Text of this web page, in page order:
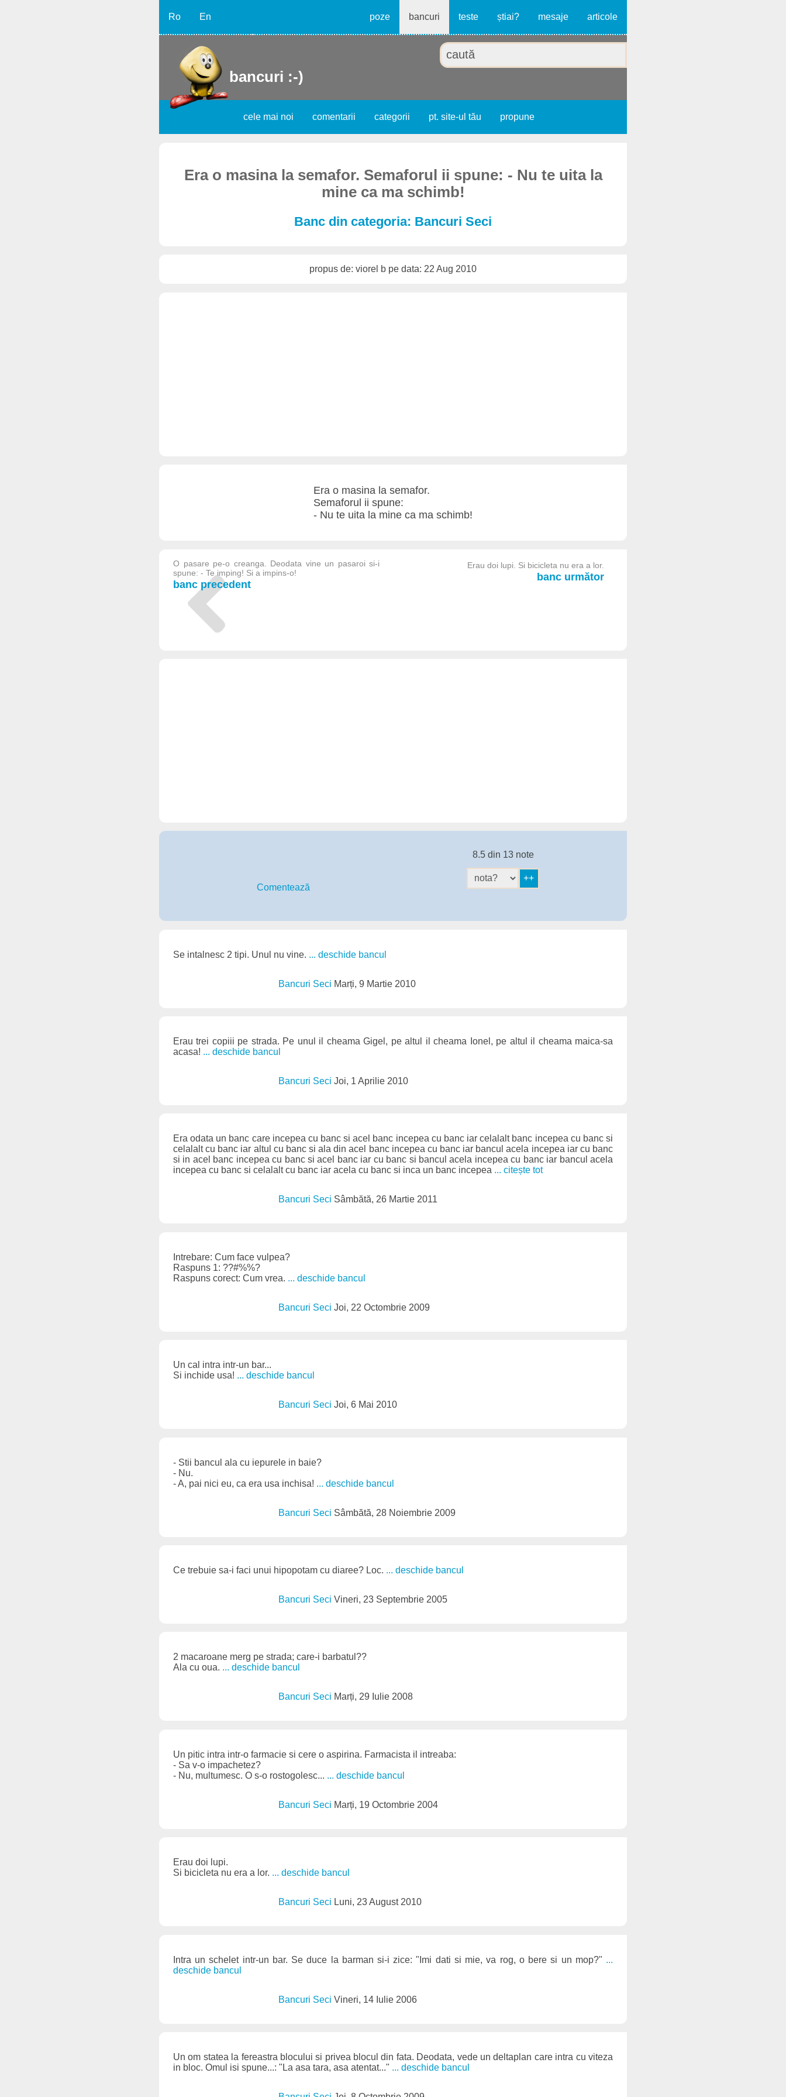
Ro En poze bancuri teste știai? mesaje articole
bancuri :-)
cele mai noi comentarii categorii pt. site-ul tău propune
Era o masina la semafor. Semaforul ii spune: - Nu te uita la
mine ca ma schimb!
Banc din categoria: Bancuri Seci
propus de: viorel b pe data: 22 Aug 2010
Era o masina la semafor.
Semaforul ii spune:
- Nu te uita la mine ca ma schimb!
O pasare pe-o creanga. Deodata vine un pasaroi si-i
spune: - Te imping! Si a impins-o!
banc precedent
Erau doi lupi. Si bicicleta nu era a lor.
banc următor
Comentează
8.5 din 13 note
Se intalnesc 2 tipi. Unul nu vine. ... deschide bancul
Bancuri Seci Marți, 9 Martie 2010
Erau trei copiii pe strada. Pe unul il cheama Gigel, pe altul il cheama Ionel, pe altul il cheama maica-sa
acasa! ... deschide bancul
Bancuri SeciJoi, 1 Aprilie 2010
Era odata un banc care incepea cu banc si acel banc incepea cu banc iar celalalt banc incepea cu banc si
celalalt cu banc iar altul cu banc si ala din acel banc incepea cu banc iar bancul acela incepea iar cu banc
si in acel banc incepea cu banc si acel banc iar cu banc si bancul acela incepea cu banc iar bancul acela
incepea cu banc si celalalt cu banc iar acela cu banc si inca un banc incepea ... citește tot
Bancuri Seci Sâmbătă, 26 Martie 2011
Intrebare: Cum face vulpea?
Raspuns 1: ??#%%?
Raspuns corect: Cum vrea. ... deschide bancul
Bancuri SeciJoi, 22 Octombrie 2009
Un cal intra intr-un bar...
Si inchide usa! ... deschide bancul
Bancuri SeciJoi, 6 Mai 2010
- Stii bancul ala cu iepurele in baie?
- Nu.
- A, pai nici eu, ca era usa inchisa! ... deschide bancul
Bancuri Seci Sâmbătă, 28 Noiembrie 2009
Ce trebuie sa-i faci unui hipopotam cu diaree? Loc. ... deschide bancul
Bancuri SeciVineri, 23 Septembrie 2005
2 macaroane merg pe strada; care-i barbatul??
Ala cu oua. ... deschide bancul
Bancuri Seci Marți, 29 Iulie 2008
Un pitic intra intr-o farmacie si cere o aspirina. Farmacista il intreaba:
- Sa v-o impachetez?
- Nu, multumesc. O s-o rostogolesc... ... deschide bancul
Bancuri Seci Marți, 19 Octombrie 2004
Erau doi lupi.
Si bicicleta nu era a lor. ... deschide bancul
Bancuri Seci Luni, 23 August 2010
Intra un schelet intr-un bar. Se duce la barman si-i zice: "Imi dati si mie, va rog, o bere si un mop?" ...
deschide bancul
Bancuri SeciVineri, 14 Iulie 2006
Un om statea la fereastra blocului si privea blocul din fata. Deodata, vede un deltaplan care intra cu viteza
in bloc. Omul isi spune...: "La asa tara, asa atentat..." ... deschide bancul